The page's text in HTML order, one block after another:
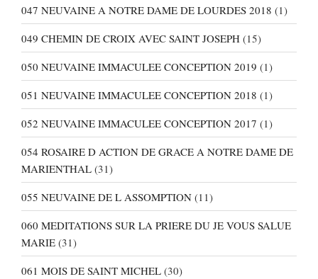
047 NEUVAINE A NOTRE DAME DE LOURDES 2018 (1)
049 CHEMIN DE CROIX AVEC SAINT JOSEPH (15)
050 NEUVAINE IMMACULEE CONCEPTION 2019 (1)
051 NEUVAINE IMMACULEE CONCEPTION 2018 (1)
052 NEUVAINE IMMACULEE CONCEPTION 2017 (1)
054 ROSAIRE D ACTION DE GRACE A NOTRE DAME DE
MARIENTHAL (31)
055 NEUVAINE DE L ASSOMPTION (11)
060 MEDITATIONS SUR LA PRIERE DU JE VOUS SALUE
MARIE (31)
061 MOIS DE SAINT MICHEL (30)